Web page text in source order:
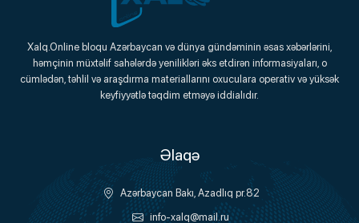
Xalq.Online
Onlayn Platforma
Xalq.Online bloqu Azərbaycan və dünya gündəminin əsas xəbərlərini,
həmçinin müxtəlif sahələrdə yenilikləri əks etdirən informasiyaları, o
cümlədən, təhlil və araşdırma materiallarını oxuculara operativ və yüksək
keyfiyyətlə təqdim etməyə iddialıdır.
Əlaqə
Azərbaycan Bakı, Azadlıq pr.82
info-xalq@mail.ru